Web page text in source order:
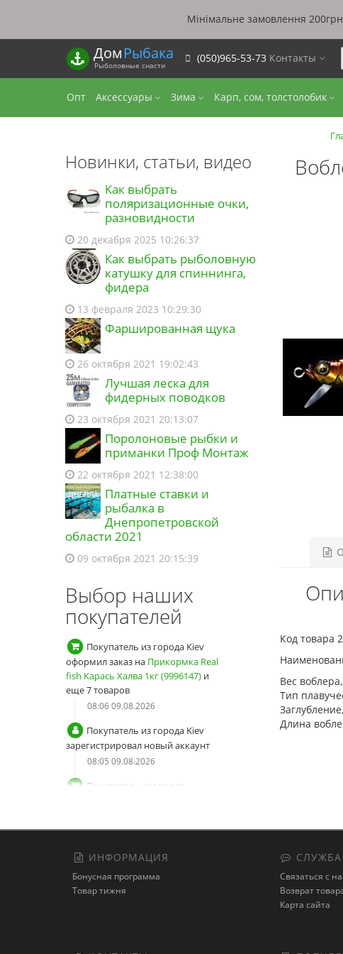
Мінімальне замовлення
ДомРыбака
Рыболовные снасти
(050)965-53-73 Контакты
Опт Аксессуары Зима Карп, сом, толстолобик
Новинки, статьи, видео
Как выбрать
поляризационные очки,
разновидности
20 декабря 2025 10:26:37
Как выбрать рыболовную
катушку для спиннинга,
фидера
13 февраля 2023 10:29:30
Фаршированная щука
26 октября 2021 19:02:43
Лучшая леска для
фидерных поводков
23 октября 2021 20:13:07
Поролоновые рыбки и
приманки Проф Монтаж
22 октября 2021 12:38:00
Платные ставки и
рыбалка в
Днепропетровской
области 2021
09 октября 2021 20:15:39
Выбор наших
покупателей
Покупатель из города Kiev
оформил заказ на Прикормка Real
fish Карась Халва 1кг (9996147) и
еще 7 товаров
08:06 09.08.2026
Покупатель из города Kiev
зарегистрировал новый аккаунт
08:05 09.08.2026
Покупатель из города
(9996053)и еще 3 товара
Пивденне зарегистрировал новый
аккаунт
Код товара
Вес воблера,
Тип
Длина
ИНФОРМАЦИЯ
Бонусная программа
Товар тижня
Связаться с
Возврат
Карта сайта